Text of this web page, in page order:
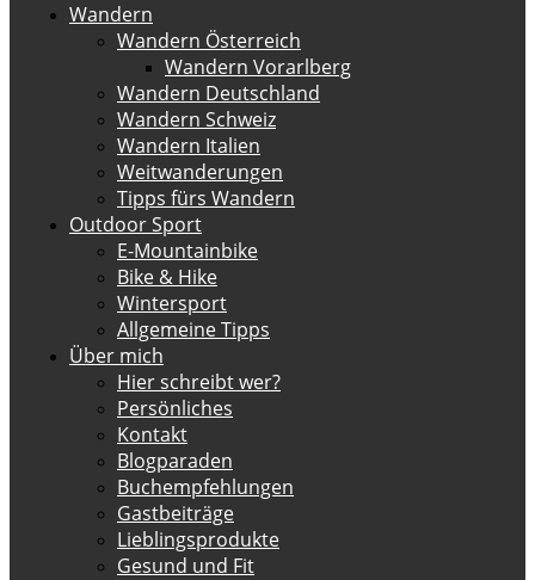
Wandern
Wandern Österreich
Wandern Vorarlberg
Wandern Deutschland
Wandern Schweiz
Wandern Italien
Weitwanderungen
Tipps fürs Wandern
Outdoor Sport
E-Mountainbike
Bike & Hike
Wintersport
Allgemeine Tipps
Über mich
Hier schreibt wer?
Persönliches
Kontakt
Blogparaden
Buchempfehlungen
Gastbeiträge
Lieblingsprodukte
Gesund und Fit